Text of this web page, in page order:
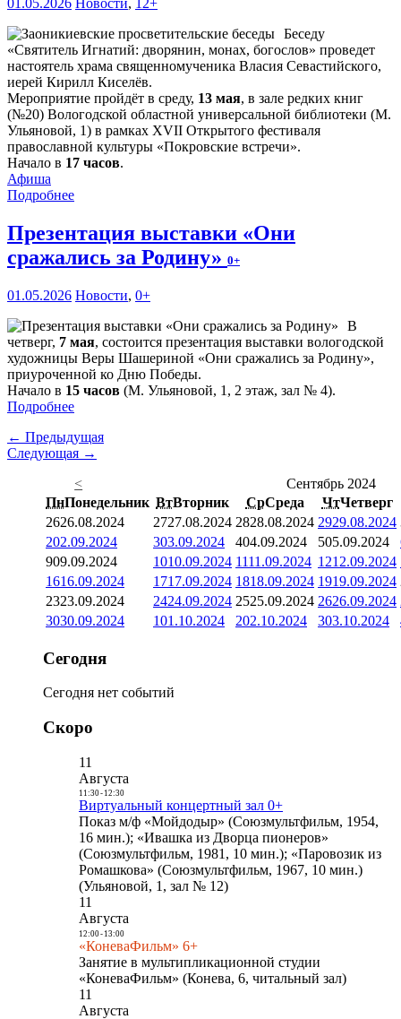
01.05.2026 Новости,
12+
Беседу
«Святитель Игнатий: дворянин, монах, богослов» проведет
настоятель храма священномученика Власия Севастийского,
иерей Кирилл Киселёв.
Мероприятие пройдёт в среду, 13 мая, в зале редких книг
(№20) Вологодской областной универсальной библиотеки (М.
Ульяновой, 1) в рамках XVII Открытого фестиваля
православной культуры «Покровские встречи».
Начало в 17 часов.
Афиша
Подробнее
Презентация выставки «Они
сражались за Родину» 0+
01.05.2026 Новости, 0+
В
четверг, 7 мая, состоится презентация выставки вологодской
художницы Веры Шашериной «Они сражались за Родину»,
приуроченной ко Дню Победы.
Начало в 15 часов (М. Ульяновой, 1, 2 этаж, зал № 4).
Подробнее
← Предыдущая
Следующая →
<
Сентябрь 2024
ПнПонедельник ВтВторник СрСреда ЧтЧетверг
2626.08.2024 2727.08.2024 2828.08.2024 2929.08.2024
202.09.2024 303.09.2024 404.09.2024 505.09.2024
909.09.2024 1010.09.2024 1111.09.2024 1212.09.2024
1616.09.2024 1717.09.2024 1818.09.2024 1919.09.2024
2323.09.2024 2424.09.2024 2525.09.2024 2626.09.2024
3030.09.2024 101.10.2024 202.10.2024 303.10.2024
Сегодня
Сегодня нет событий
Скоро
11
Августа
11:30- 12:30
Виртуальный концертный зал 0+
Показ м/ф «Мойдодыр» (Союзмультфильм, 1954,
16 мин.); «Ивашка из Дворца пионеров»
(Союзмультфильм, 1981, 10 мин.); «Паровозик из
Ромашкова» (Союзмультфильм, 1967, 10 мин.)
(Ульяновой, 1, зал № 12)
11
Августа
12:00- 13:00
«КоневаФильм» 6+
Занятие в мультипликационной студии
«КоневаФильм» (Конева, 6, читальный зал)
11
Августа